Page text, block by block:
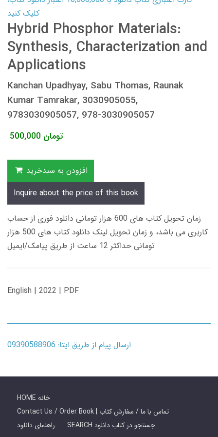
کلیک کنید
Hybrid Phosphor Materials:
Synthesis, Characterization and
Applications
Kanchan Upadhyay, Sabu Thomas, Raunak
Kumar Tamrakar, 3030905055,
9783030905057, 978-3030905057
500,000 تومان
افزودن به سبدخرید
Inquire about the price of this book
زمان تحویل کتاب های 600 هزار تومانی دانلود فوری از حساب
کاربری می باشد، و زمان تحویل لینک دانلود کتاب های 500 هزار
تومانی حداکثر 12 ساعت از طریق پیامک/ایمیل
English | 2022 | PDF
ارسال پیام از طریق ایتا: 09390588906
HOME خانه
Contact Us / Order Book | تماس با ما / سفارش کتاب
راهنمای دانلود
SEARCH جستجو در کتاب دانلود